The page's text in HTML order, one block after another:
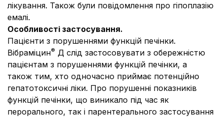
лікування. Також були повідомлення про гіпоплазію
емалі.
Особливості застосування.
Пацієнти з порушеннями функцій печінки.
Вібраміцин® Д слід застосовувати з обережністю
пацієнтам з порушеннями функцій печінки, а
також тим, хто одночасно приймає потенційно
гепатотоксичні ліки. Про порушенні показників
функцій печінки, що виникало під час як
перорального, так і парентерального застосування